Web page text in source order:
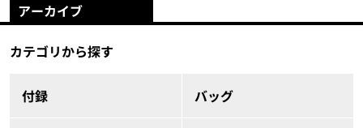
アーカイブ
カテゴリから探す
付録 バッグ